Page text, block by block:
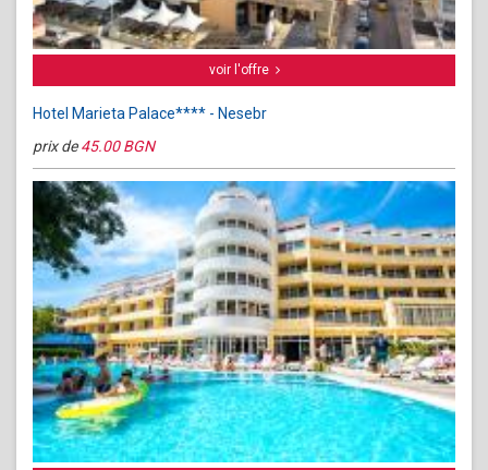
voir l'offre
Hotel Marieta Palace**** - Nesebr
prix de45.00 BGN